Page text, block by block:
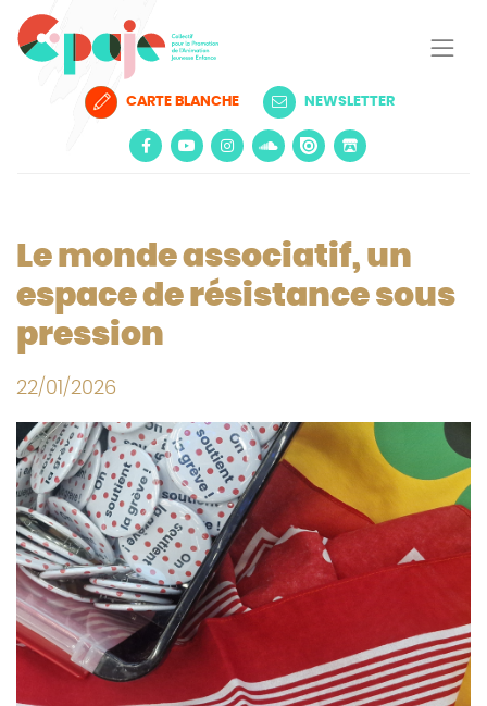
CARTE BLANCHE NEWSLETTER
Le monde associatif, un
espace de résistance sous
pression
22/01/2026